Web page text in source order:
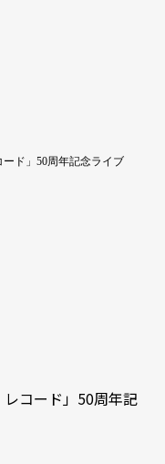
コード」50周年記